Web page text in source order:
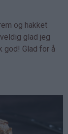
og hakket
glad jeg
god! Glad for å